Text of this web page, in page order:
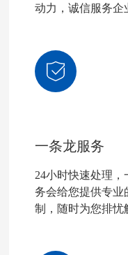
动力，诚信服务企
一条龙服务
24小时快速处理
务会给您提供专业
制，随时为您排忧